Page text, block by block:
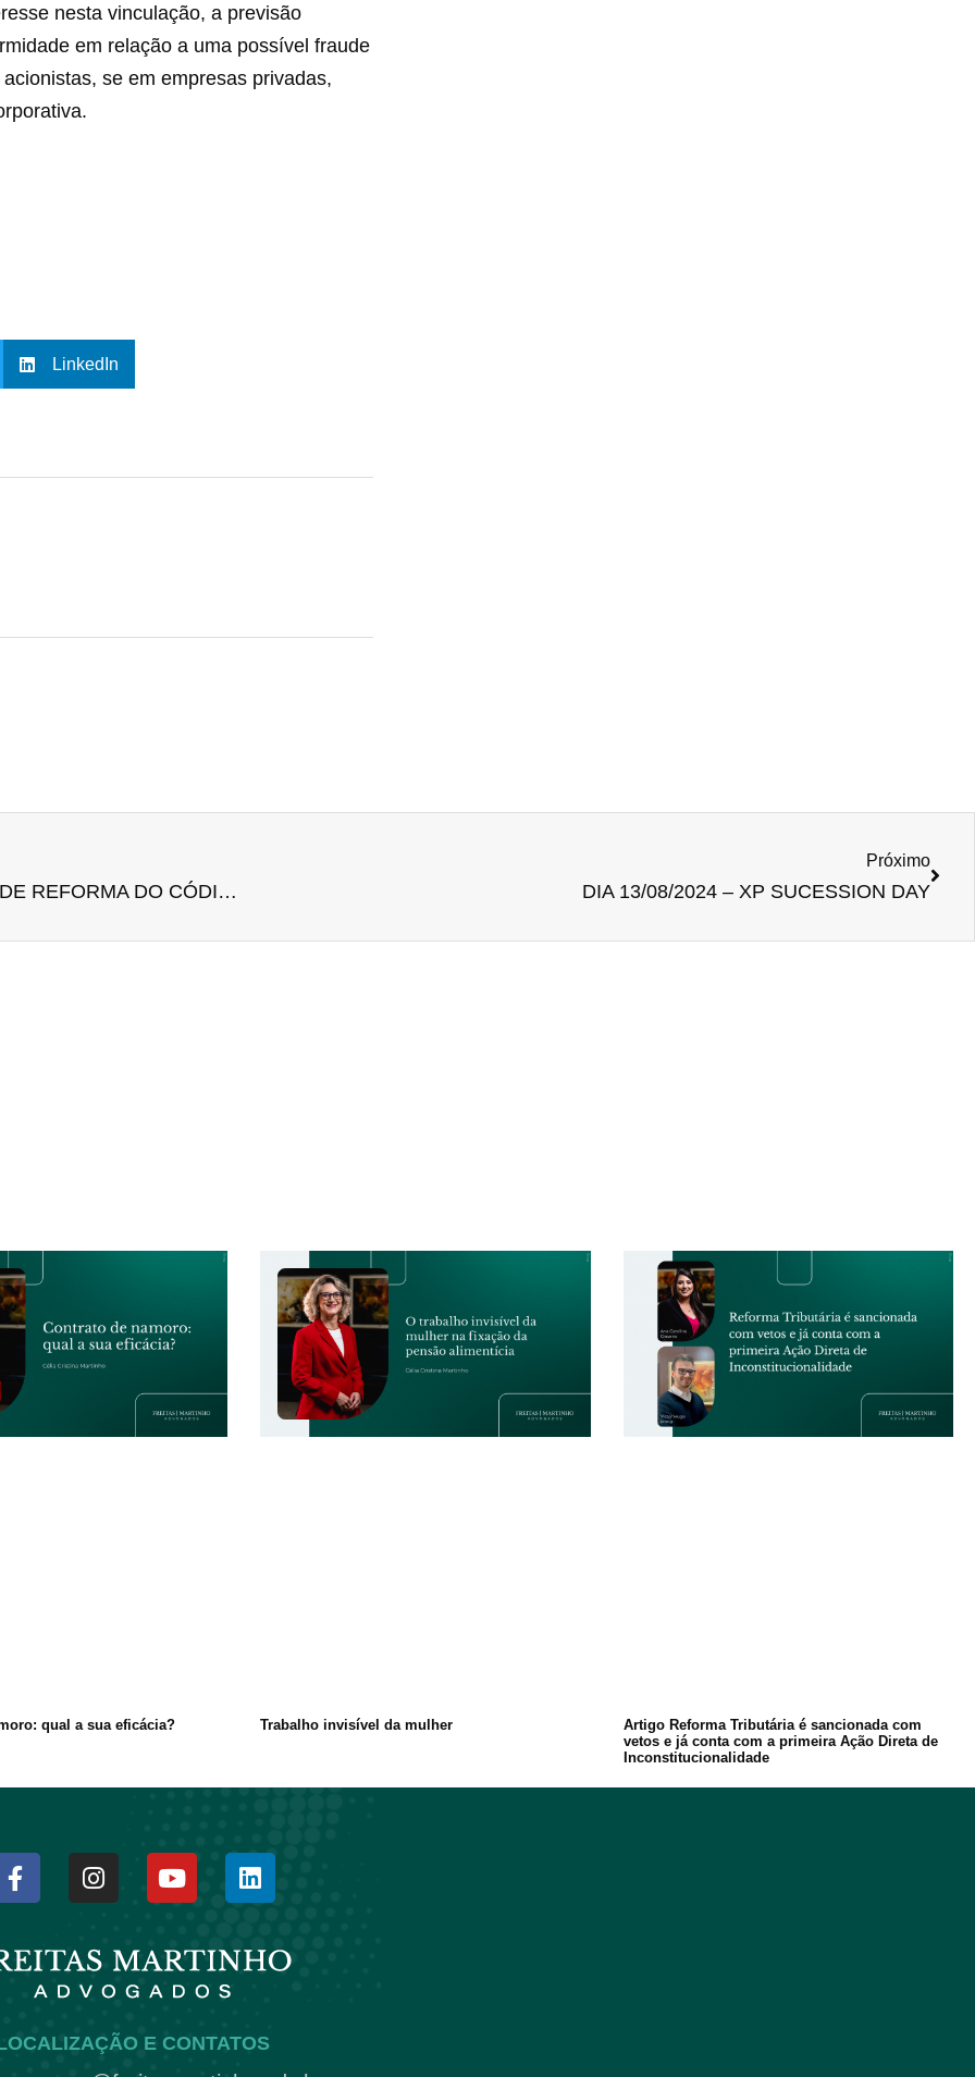
nesta vinculação, a previsão
em relação a uma possível fraude
se em empresas privadas,
LinkedIn
ALIMENTOS COMPENSATÓRIOS NO PROJETO DE REFORMA DO CÓDIGO CIVIL
Próximo
DIA 13/08/2024 – XP SUCESSION DAY
qual a sua eficácia? Trabalho invisível da mulher
Artigo Reforma Tributária é sancionada com
vetos e já conta com a primeira Ação Direta de
Inconstitucionalidade
E CONTATOS